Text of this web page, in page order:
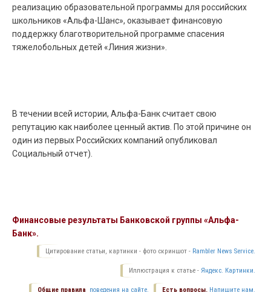
реализацию образовательной программы для российских
школьников «Альфа-Шанс», оказывает финансовую
поддержку благотворительной программе спасения
тяжелобольных детей «Линия жизни».
В течении всей истории, Альфа-Банк считает свою
репутацию как наиболее ценный актив. По этой причине он
один из первых Российских компаний опубликовал
Социальный отчет).
Финансовые результаты Банковской группы «Альфа-
Банк».
Цитирование статьи, картинки - фото скриншот - Rambler News Service.
Иллюстрация к статье - Яндекс. Картинки.
Есть вопросы. Напишите нам.
Общие правила поведения на сайте.